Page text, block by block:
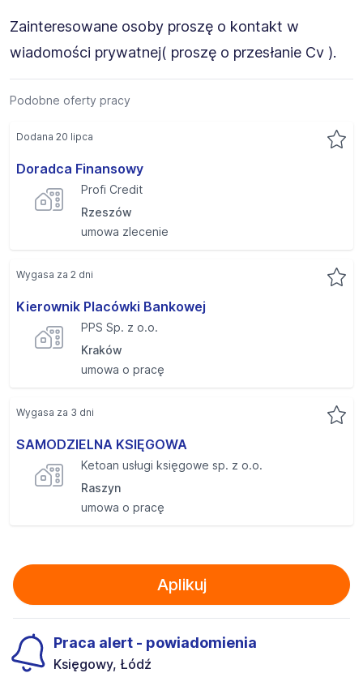
Zainteresowane osoby proszę o kontakt w
wiadomości prywatnej( proszę o przesłanie Cv ).
Podobne oferty pracy
Doradca Finansowy
Profi Credit
Rzeszów
umowa zlecenie
Dodana 20 lipca
Kierownik Placówki Bankowej
PPS Sp. z o.o.
Kraków
umowa o pracę
Wygasa za 2 dni
SAMODZIELNA KSIĘGOWA
Ketoan usługi księgowe sp. z o.o.
Raszyn
umowa o pracę
Wygasa za 3 dni
Aplikuj
Praca alert - powiadomienia
Księgowy, Łódź